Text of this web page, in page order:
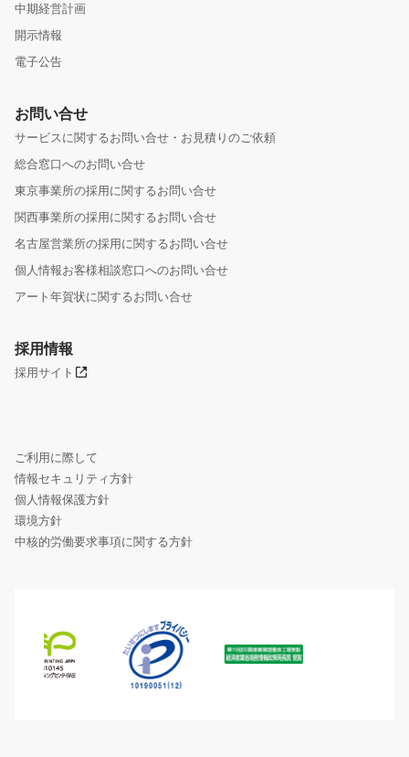
中期経営計画
開示情報
電子公告
お問い合せ
サービスに関するお問い合せ・お見積りのご依頼
総合窓口へのお問い合せ
東京事業所の採用に関するお問い合せ
関西事業所の採用に関するお問い合せ
名古屋営業所の採用に関するお問い合せ
個人情報お客様相談窓口へのお問い合せ
アート年賀状に関するお問い合せ
採用情報
採用サイト
ご利用に際して
情報セキュリティ方針
個人情報保護方針
環境方針
中核的労働要求事項に関する方針